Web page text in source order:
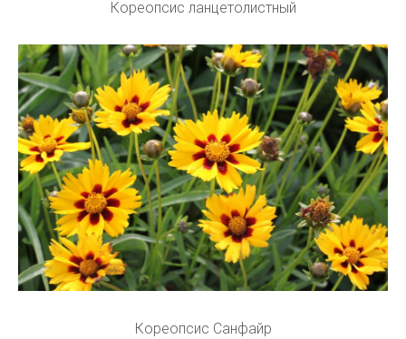
Кореопсис ланцетолистный
Кореопсис Санфайр